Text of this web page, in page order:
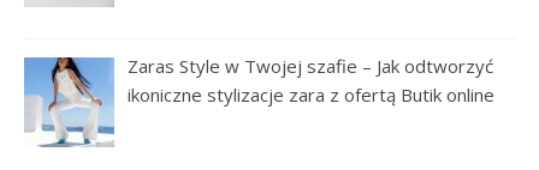
Zaras Style w Twojej szafie – Jak odtworzyć
ikoniczne stylizacje zara z ofertą Butik online